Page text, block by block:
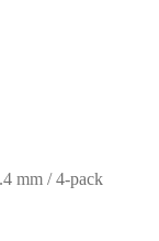
mm /4-pack